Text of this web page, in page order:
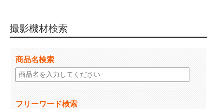
撮影機材検索
商品名検索
フリーワード検索